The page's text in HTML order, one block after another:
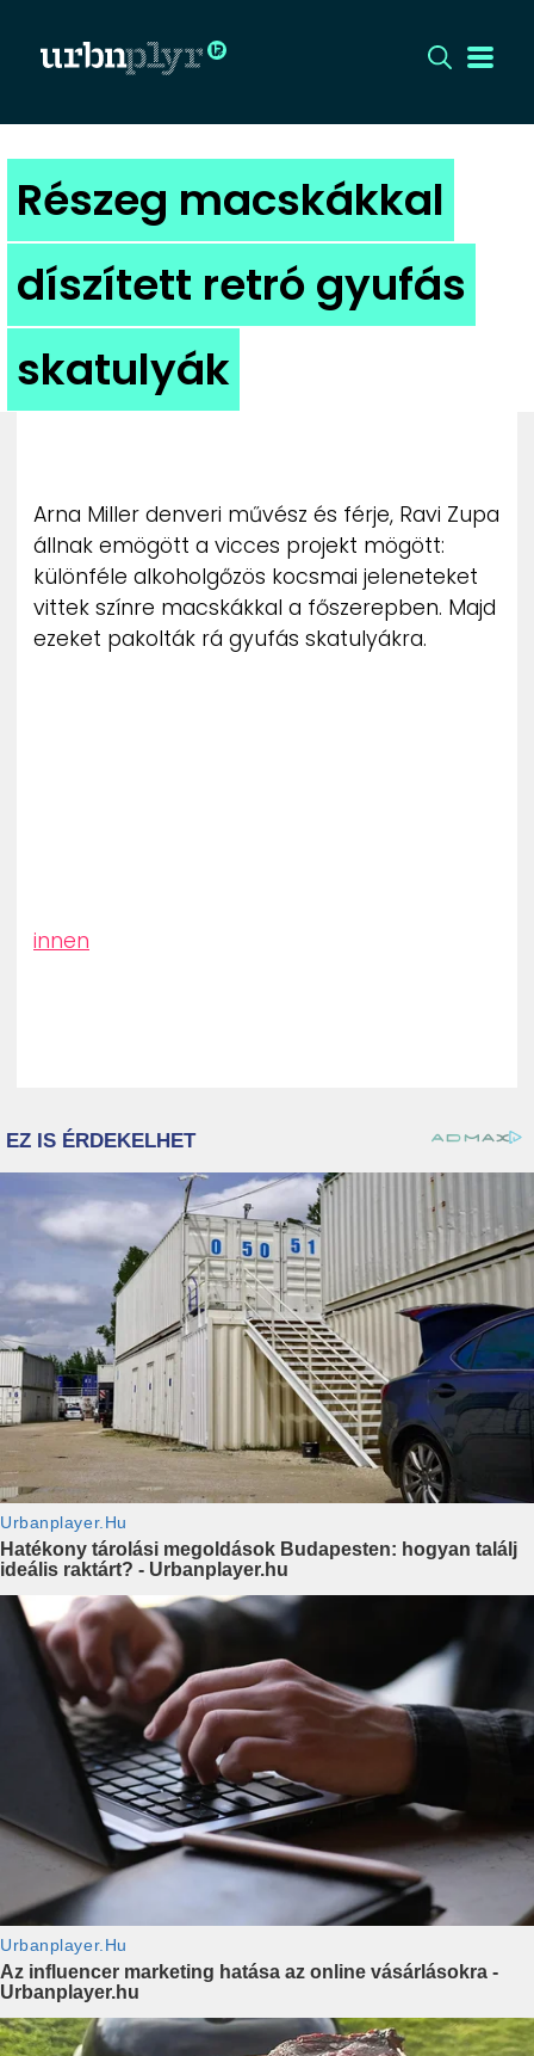
CÍMLAP
DIZÁJN
DIVAT
HIP
UTCA
ZENE
MÉDIAAJÁNLAT
IMPRESSZUM
Részeg macskákkal
díszített retró gyufás
skatulyák
Arna Miller denveri művész és férje, Ravi Zupa
állnak emögött a vicces projekt mögött:
különféle alkoholgőzös kocsmai jeleneteket
vittek színre macskákkal a főszerepben. Majd
ezeket pakolták rá gyufás skatulyákra.
innen